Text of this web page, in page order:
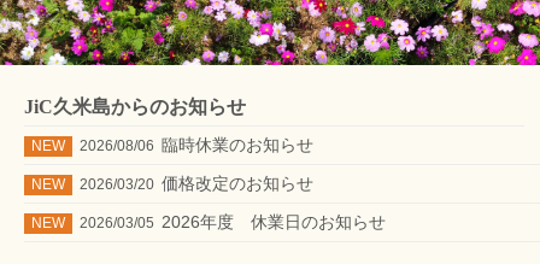
JiC久米島からのお知らせ
NEW 2026/08/06 臨時休業のお知らせ
NEW 2026/03/20 価格改定のお知らせ
NEW 2026/03/05 2026年度 休業日のお知らせ